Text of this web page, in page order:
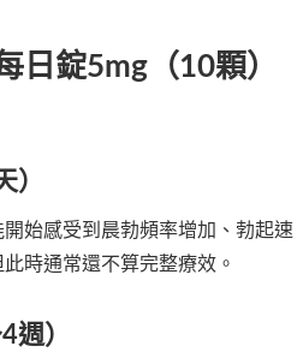
日錠5mg（10顆）
）
始感受到晨勃頻率增加、勃起速
時通常還不算完整療效。
週）